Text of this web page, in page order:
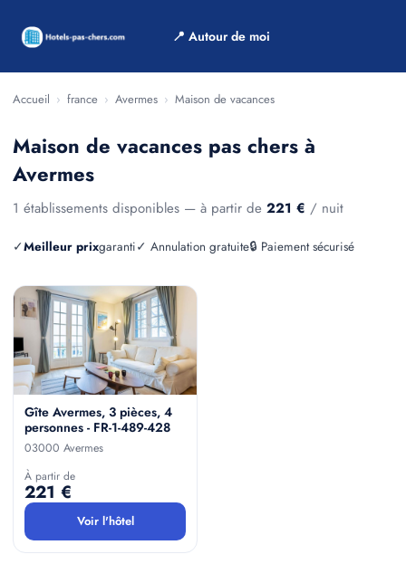
📍 Autour de moi
Accueil › france › Avermes › Maison de vacances
Maison de vacances pas chers à
Avermes
1 établissements disponibles — à partir de 221 € / nuit
✓Meilleur prixgaranti✓ Annulation gratuite🔒 Paiement sécurisé
Gîte Avermes, 3 pièces, 4
personnes - FR-1-489-428
03000 Avermes
À partir de
221 €
Voir l'hôtel